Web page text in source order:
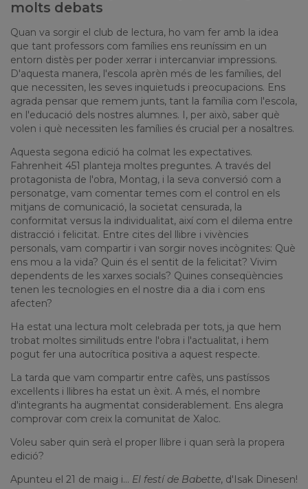
molts debats
Quan va sorgir el club de lectura, ho vam fer amb la idea
que tant professors com famílies ens reuníssim en un
entorn distès per poder xerrar i intercanviar impressions.
D'aquesta manera, l'escola aprèn més de les famílies, del
que necessiten, les seves inquietuds i preocupacions. Ens
agrada pensar que remem junts, tant la família com l'escola,
en l'educació dels nostres alumnes. I, per això, saber què
volen i què necessiten les famílies és crucial per a nosaltres.
Aquesta segona edició ha colmat les expectatives.
Fahrenheit 451 planteja moltes preguntes. A través del
protagonista de l'obra, Montag, i la seva conversió com a
personatge, vam comentar temes com el control en els
mitjans de comunicació, la societat censurada, la
conformitat versus la individualitat, així com el dilema entre
distracció i felicitat. Entre cites del llibre i vivències
personals, vam compartir i van sorgir noves incògnites: Què
ens mou a la vida? Quin és el sentit de la felicitat? Vivim
dependents de les xarxes socials? Quines conseqüències
tenen les tecnologies en el nostre dia a dia i com ens
afecten?
Ha estat una lectura molt celebrada per tots, ja que hem
trobat moltes similituds entre l'obra i l'actualitat, i hem
pogut fer una autocrítica positiva a aquest respecte.
La tarda que vam compartir entre cafès, uns pastíssos
excel·lents i llibres ha estat un èxit. A més, el nombre
d'integrants ha augmentat considerablement. Ens alegra
comprovar com creix la comunitat de Xaloc.
Voleu saber quin serà el proper llibre i quan serà la propera
edició?
Apunteu el 21 de maig i... El festí de Babette, d'Isak Dinesen!